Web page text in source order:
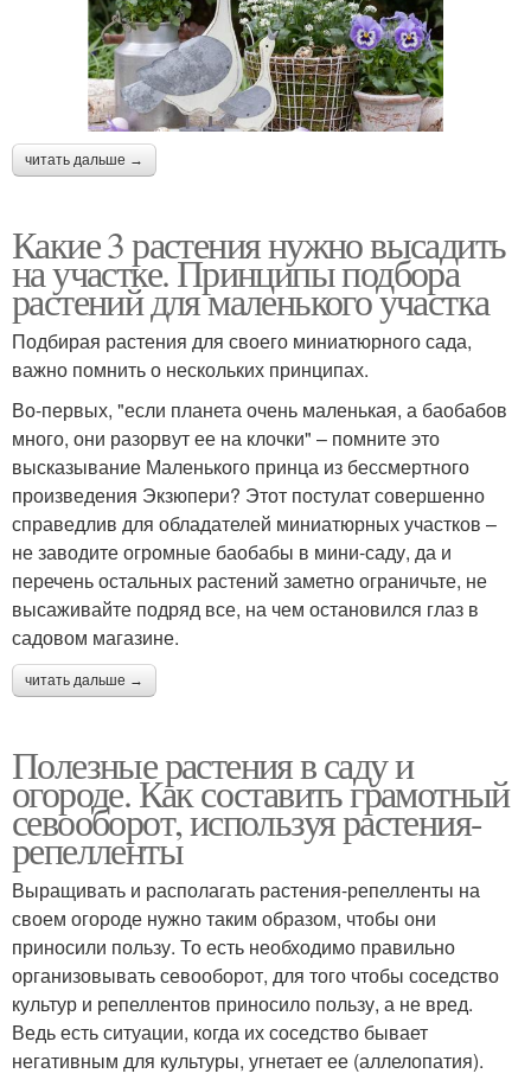
читать дальше →
Какие 3 растения нужно высадить
на участке. Принципы подбора
растений для маленького участка
Подбирая растения для своего миниатюрного сада,
важно помнить о нескольких принципах.
Во-первых, "если планета очень маленькая, а баобабов
много, они разорвут ее на клочки" – помните это
высказывание Маленького принца из бессмертного
произведения Экзюпери? Этот постулат совершенно
справедлив для обладателей миниатюрных участков –
не заводите огромные баобабы в мини-саду, да и
перечень остальных растений заметно ограничьте, не
высаживайте подряд все, на чем остановился глаз в
садовом магазине.
читать дальше →
Полезные растения в саду и
огороде. Как составить грамотный
севооборот, используя растения-
репелленты
Выращивать и располагать растения-репелленты на
своем огороде нужно таким образом, чтобы они
приносили пользу. То есть необходимо правильно
организовывать севооборот, для того чтобы соседство
культур и репеллентов приносило пользу, а не вред.
Ведь есть ситуации, когда их соседство бывает
негативным для культуры, угнетает ее (аллелопатия).